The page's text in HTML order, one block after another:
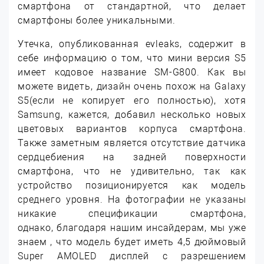
смартфона от стандартной, что делает
смартфоны более уникальными.
Утечка, опубликованная evleaks, содержит в
себе информацию о том, что мини версия S5
имеет кодовое название SM-G800. Как вы
можете видеть, дизайн очень похож на Galaxy
S5(если не копирует его полностью), хотя
Samsung, кажется, добавил несколько новых
цветовых вариантов корпуса смартфона.
Также заметным является отсутствие датчика
сердцебиения на задней поверхности
смартфона, что не удивительно, так как
устройство позиционируется как модель
среднего уровня. На фотографии не указаны
никакие спецификации смартфона,
однако, благодаря нашим инсайдерам, мы уже
знаем , что модель будет иметь 4,5 дюймовый
Super AMOLED дисплей с разрешением